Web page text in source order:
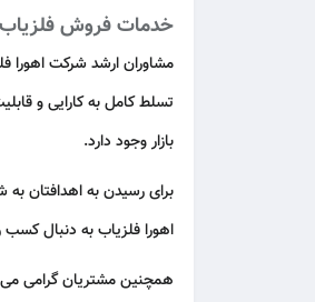
خدمات فروش
مشاوران ارشد شرکت اهورا
تسلط کامل به کارایی و
بازار وجود دارد.
برای رسیدن به اهدافتان
اهورا فلزیاب به دنبال
همچنین مشتریان گرامی